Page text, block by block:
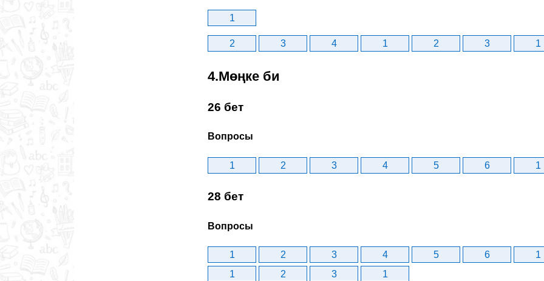
1
2 3 4 1 2 3 1
4.Мөңке би
26 бет
Вопросы
1 2 3 4 5 6 1
28 бет
Вопросы
1 2 3 4 5 6
1
1
2 3 1